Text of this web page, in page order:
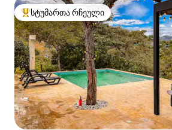
სტუმართა რჩეული მოწინავე ვარიანტი
სტუმართა რჩეული